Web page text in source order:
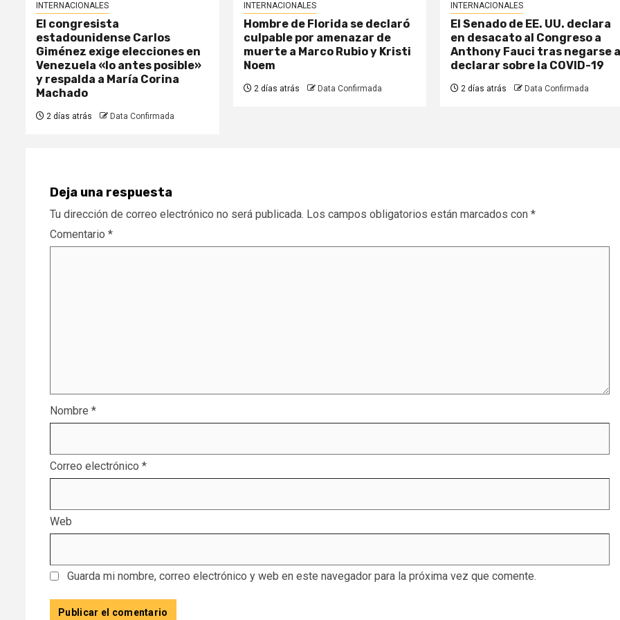
INTERNACIONALES
El congresista
estadounidense Carlos
Giménez exige elecciones en
Venezuela «lo antes posible»
y respalda a María Corina
Machado
2 días atrás Data Confirmada
INTERNACIONALES
Hombre de Florida se declaró
culpable por amenazar de
muerte a Marco Rubio y Kristi
Noem
2 días atrás Data Confirmada
INTERNACIONALES
El Senado de EE. UU. declara
en desacato al Congreso a
Anthony Fauci tras negarse
declarar sobre la COVID-19
2 días atrás Data Confirmada
Deja una respuesta
Tu dirección de correo electrónico no será publicada. Los campos obligatorios están marcados con *
Comentario *
Nombre *
Correo electrónico *
Web
Guarda mi nombre, correo electrónico y web en este navegador para la próxima vez que comente.